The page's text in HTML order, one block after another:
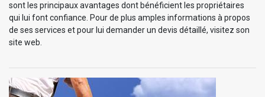
sont les principaux avantages dont bénéficient les propriétaires
qui lui font confiance. Pour de plus amples informations à propos
de ses services et pour lui demander un devis détaillé, visitez son
site web.